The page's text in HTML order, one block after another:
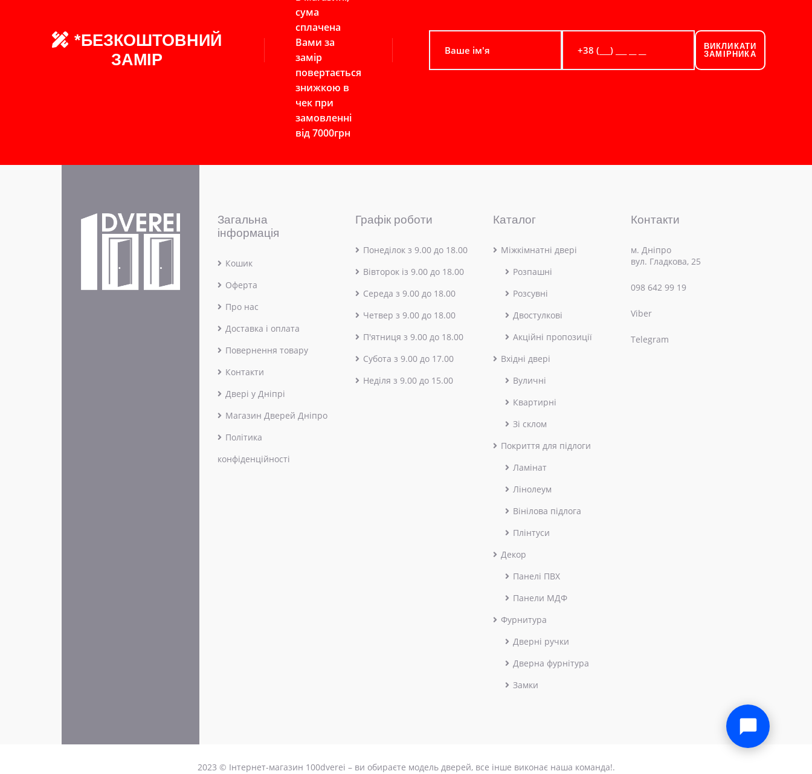
*БЕЗКОШТОВНИЙ
ЗАМІР
сума
сплачена
Вами за
замір
повертається
знижкою в
чек при
замовленні
від 7000грн
ВИКЛИКАТИ
ЗАМІРНИКА
Загальна
інформація
Кошик
Оферта
Про нас
Доставка і оплата
Повернення товару
Контакти
Двері у Дніпрі
Магазин Дверей Дніпро
Політика
конфіденційності
Графік роботи
Понеділок з 9.00 до 18.00
Вівторок із 9.00 до 18.00
Середа з 9.00 до 18.00
Четвер з 9.00 до 18.00
П'ятниця з 9.00 до 18.00
Субота з 9.00 до 17.00
Неділя з 9.00 до 15.00
Каталог
Міжкімнатні двері
Розпашні
Розсувні
Двостулкові
Акційні пропозиції
Вхідні двері
Вуличні
Квартирні
Зі склом
Покриття для підлоги
Ламінат
Лінолеум
Вінілова підлога
Плінтуси
Декор
Панелі ПВХ
Панели МДФ
Фурнитура
Дверні ручки
Дверна фурнітура
Замки
Контакти
м. Дніпро
вул. Гладкова, 25
098 642 99 19
Viber
Telegram
2023 © Інтернет-магазин 100dverei – ви обираєте модель дверей, все інше виконає наша команда!.